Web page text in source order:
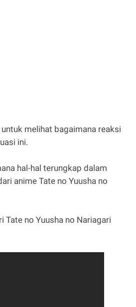
melihat bagaimana reaksi
ini.
hal-hal terungkap dalam
anime Tate no Yuusha no
Tate no Yuusha no Nariagari